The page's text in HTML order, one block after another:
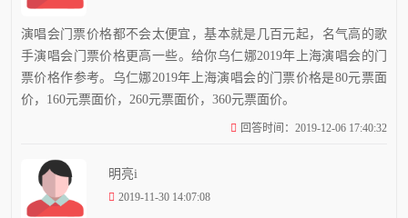
演唱会门票价格都不会太便宜，基本就是几百元起，名气高的歌
手演唱会门票价格更高一些。给你乌仁娜2019年上海演唱会的门
票价格作参考。乌仁娜2019年上海演唱会的门票价格是80元票面
价，160元票面价，260元票面价，360元票面价。
回答时间：2019-12-06 17:40:32
明亮i
2019-11-30 14:07:08